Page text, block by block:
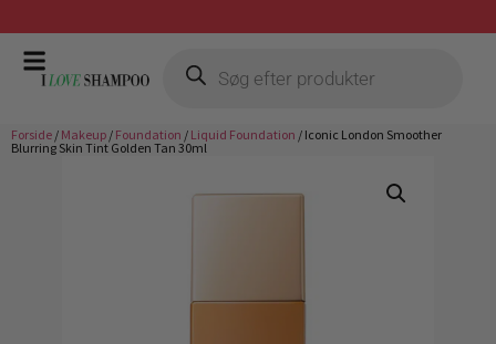
Gratis fragt ved køb over 399,-
Forside / Makeup / Foundation / Liquid Foundation / Iconic London Smoother
Blurring Skin Tint Golden Tan 30ml